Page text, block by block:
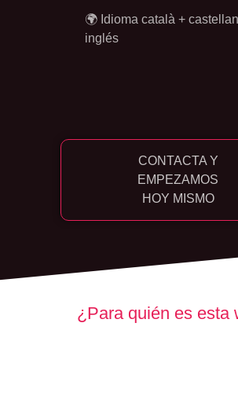
🌍 Idioma català +
inglés
CONTACTA Y
EMPEZAMOS
HOY MISMO
¿Para quién es esta